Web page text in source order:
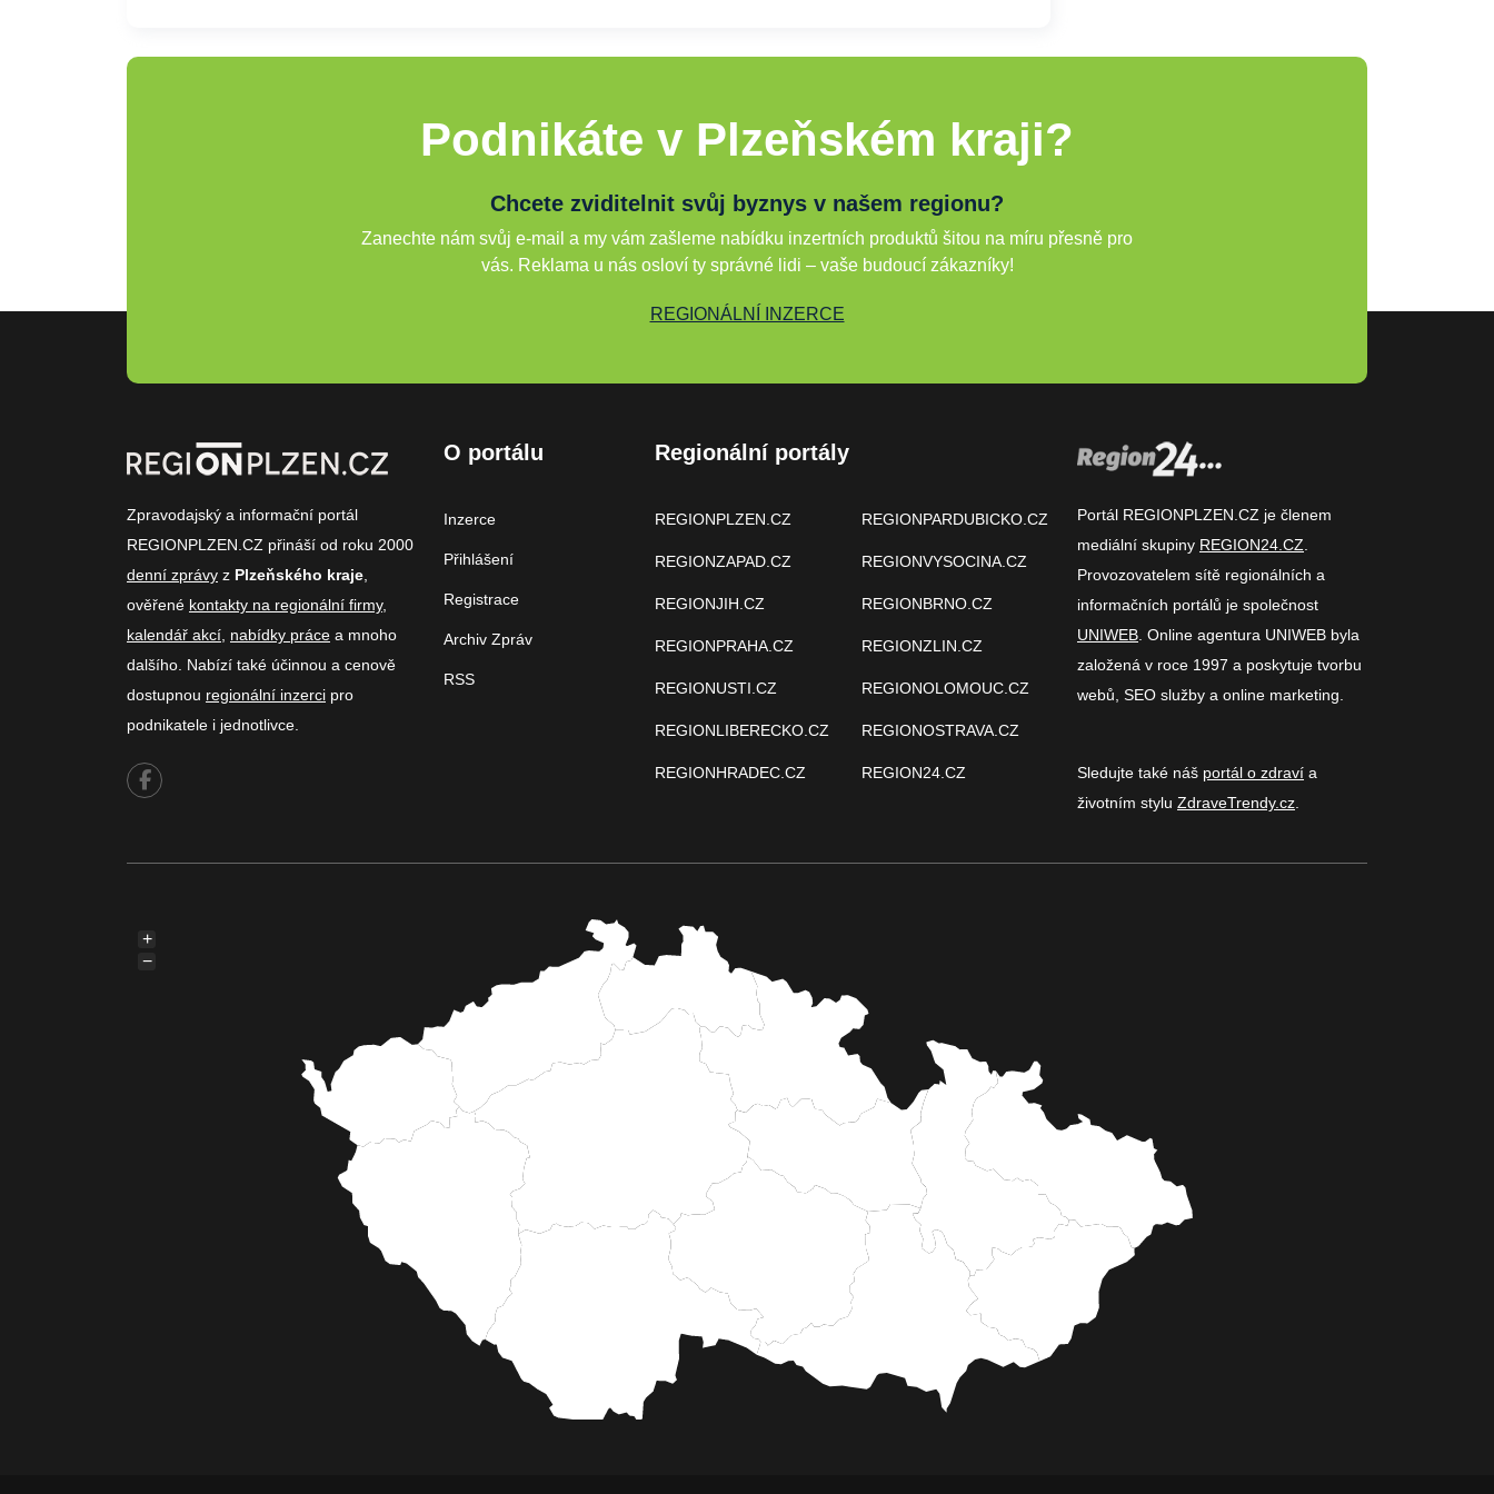
Podnikáte v Plzeňském kraji?
Chcete zviditelnit svůj byznys v našem regionu?
Zanechte nám svůj e-mail a my vám zašleme nabídku inzertních produktů šitou na míru přesně pro
vás. Reklama u nás osloví ty správné lidi – vaše budoucí zákazníky!
REGIONÁLNÍ INZERCE
Zpravodajský a informační portál
REGIONPLZEN.CZ přináší od roku 2000
denní zprávy z Plzeňského kraje
ověřené kontakty na regionální firmy,
kalendář akcí nabídky práce a mnoho
dalšího. Nabízí také účinnou a cenově
dostupnou regionální inzerci pro
podnikatele i jednotlivce.
O portálu
Inzerce
Přihlášení
Registrace
Archiv Zpráv
RSS
Regionální portály
REGIONPLZEN.CZ
REGIONZAPAD.CZ
REGIONJIH.CZ
REGIONPRAHA.CZ
REGIONUSTI.CZ
REGIONLIBERECKO.CZ
REGIONHRADEC.CZ
REGIONPARDUBICKO.CZ
REGIONVYSOCINA.CZ
REGIONBRNO.CZ
REGIONZLIN.CZ
REGIONOLOMOUC.CZ
REGIONOSTRAVA.CZ
REGION24.CZ
Portál REGIONPLZEN.CZ je členem
mediální skupiny REGION24.CZ
Provozovatelem sítě regionálních a
informačních portálů je společnost
UNIWEB . Online agentura UNIWEB byla
založená v roce 1997 a poskytuje tvorbu
webů, SEO služby a online marketing.
Sledujte také náš portál o zdraví a
životním stylu ZdraveTrendy.cz
+
−